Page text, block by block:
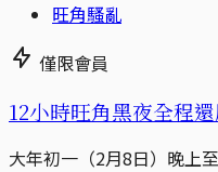
旺角騷亂
僅限會員
12小時旺角黑夜全程
大年初一（2月8日）晚上